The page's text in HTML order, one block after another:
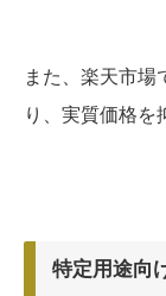
また、楽天市場
り、実質価格を
特定用途向